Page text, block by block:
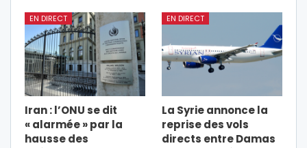
EN DIRECT
Iran : l’ONU se dit
« alarmée » par la
hausse des
EN DIRECT
La Syrie annonce la
reprise des vols
directs entre Damas